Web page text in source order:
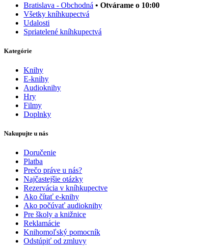
Bratislava - Obchodná • Otvárame o 10:00
Všetky kníhkupectvá
Udalosti
Spriatelené kníhkupectvá
Kategórie
Knihy
E-knihy
Audioknihy
Hry
Filmy
Doplnky
Nakupujte u nás
Doručenie
Platba
Prečo práve u nás?
Najčastejšie otázky
Rezervácia v kníhkupectve
Ako čítať e-knihy
Ako počúvať audioknihy
Pre školy a knižnice
Reklamácie
Knihomoľský pomocník
Odstúpiť od zmluvy